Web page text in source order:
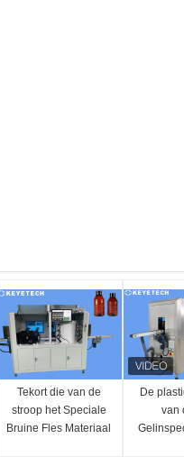
Tekort die van de
stroop het Speciale
Bruine Fles Materiaal
De
van